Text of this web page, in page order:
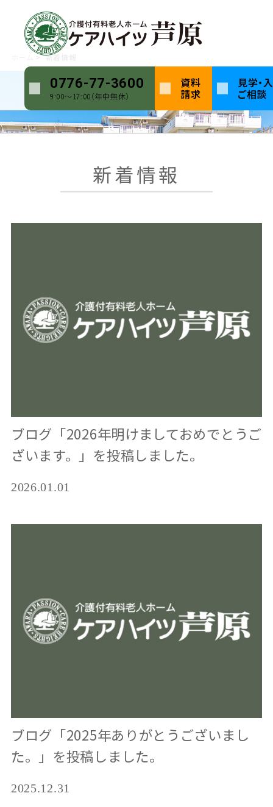
0776-77-3600
9:00〜17:00（年中無休）
資料
請求
見学・
ご相談
新着情報
新着情報
ブログ「2026年明けましておめでとうご
ざいます。」を投稿しました。
2026.01.01
ブログ「2025年ありがとうございまし
た。」を投稿しました。
2025.12.31